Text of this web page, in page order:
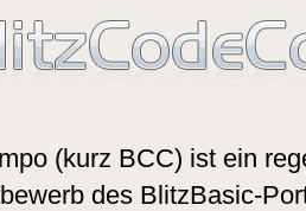
(kurz BCC) ist ein
des BlitzBasic-